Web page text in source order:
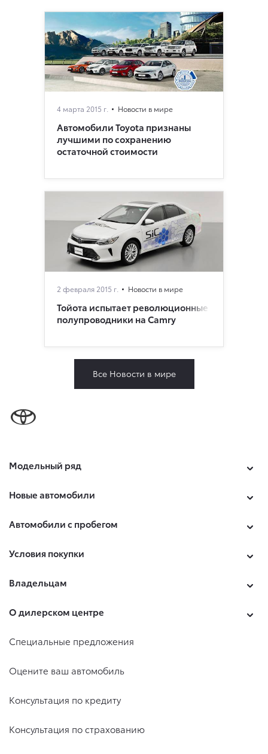
4 марта 2015 г. Новости в мире
Автомобили Toyota признаны
лучшими по сохранению
остаточной стоимости
2 февраля 2015 г. Новости в мире
Тойота испытает революционные
полупроводники на Camry
Все Новости в мире
Модельный ряд
Новые автомобили
Автомобили с пробегом
Условия покупки
Владельцам
О дилерском центре
Специальные предложения
Оцените ваш автомобиль
Консультация по кредиту
Консультация по страхованию